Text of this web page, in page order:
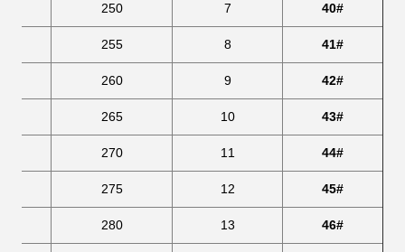
40#
7
250
41#
8
255
42#
9
260
43#
10
265
44#
11
270
45#
12
275
46#
13
280